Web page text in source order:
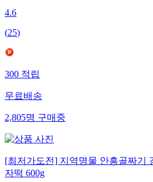
4.6
(25)
300적립
무료배송
2,805명구매중
[최저가도전] 지역명물 안흥골짜기
자떡 600g